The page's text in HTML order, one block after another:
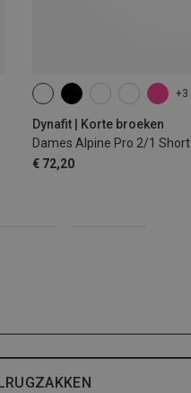
+3
Dynafit | Korte broeken
Dames Alpine Pro 2/1 Short
€ 72,20
XS S XL